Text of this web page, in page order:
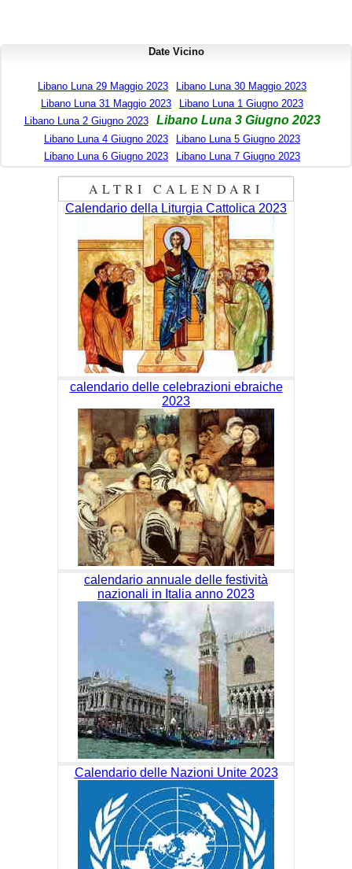
Date Vicino
Libano Luna 29 Maggio 2023
Libano Luna 30 Maggio 2023
Libano Luna 31 Maggio 2023
Libano Luna 1 Giugno 2023
Libano Luna 2 Giugno 2023
Libano Luna 3 Giugno 2023
Libano Luna 4 Giugno 2023
Libano Luna 5 Giugno 2023
Libano Luna 6 Giugno 2023
Libano Luna 7 Giugno 2023
ALTRI CALENDARI
Calendario della Liturgia Cattolica 2023
calendario delle celebrazioni ebraiche
2023
calendario annuale delle festività
nazionali in Italia anno 2023
Calendario delle Nazioni Unite 2023